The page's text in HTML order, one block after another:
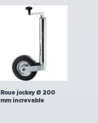
Roue jockey Ø 200
mm increvable